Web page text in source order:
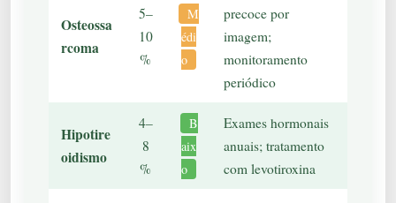
Osteossa
rcoma
5–
10
%
M
édi
o
precoce por
imagem;
monitoramento
periódico
Hipotire
oidismo
4–
8
%
B
aix
o
Exames hormonais
anuais; tratamento
com levotiroxina